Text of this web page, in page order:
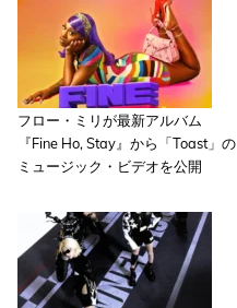
フロー・ミリが最新アルバム
『Fine Ho, Stay』から「Toast」の
ミュージック・ビデオを公開